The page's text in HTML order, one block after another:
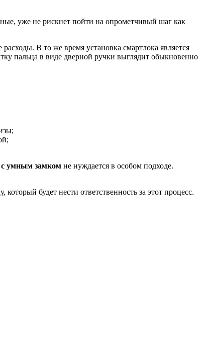
уже не рискнет пойти на опрометчивый шаг как
В то же время установка смартлока является
пальца в виде дверной ручки выглядит обыкновенно
с умным замком не нуждается в особом подходе.
будет нести ответственность за этот процесс.